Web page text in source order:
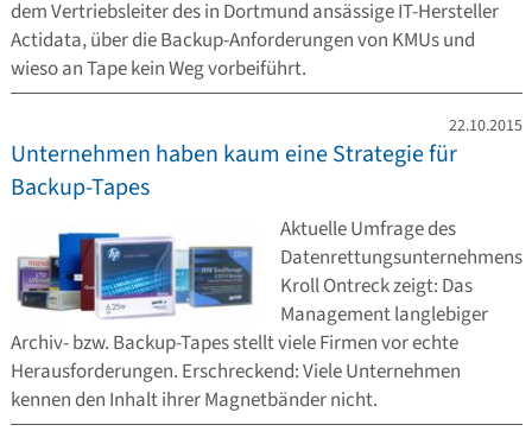
dem Vertriebsleiter des in Dortmund ansässige IT-Hersteller
Actidata, über die Backup-Anforderungen von KMUs und
wieso an Tape kein Weg vorbeiführt.
22.10.2015
Unternehmen haben kaum eine Strategie für
Backup-Tapes
Aktuelle Umfrage des
Datenrettungsunternehmens
Kroll Ontreck zeigt: Das
Management langlebiger
Archiv- bzw. Backup-Tapes stellt viele Firmen vor echte
Herausforderungen. Erschreckend: Viele Unternehmen
kennen den Inhalt ihrer Magnetbänder nicht.